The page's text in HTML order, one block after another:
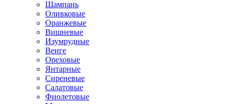
Шампань
Оливковые
Оранжевые
Вишневые
Изумрудные
Венге
Ореховые
Янтарные
Сиреневые
Салатовые
Фиолетовые